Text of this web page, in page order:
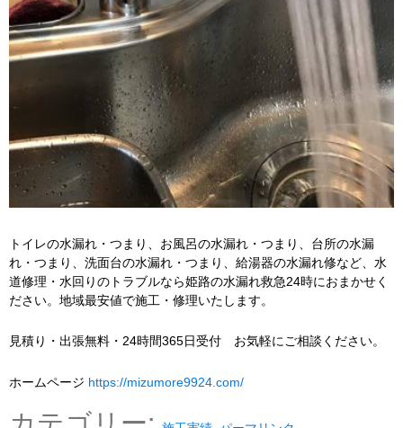
トイレの水漏れ・つまり、お風呂の水漏れ・つまり、台所の水漏
れ・つまり、洗面台の水漏れ・つまり、給湯器の水漏れ修など、水
道修理・水回りのトラブルなら姫路の水漏れ救急24時におまかせく
ださい。地域最安値で施工・修理いたします。
見積り・出張無料・24時間365日受付 お気軽にご相談ください。
ホームページ https://mizumore9924.com/